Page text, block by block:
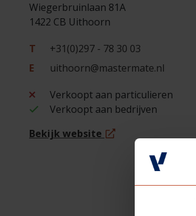
Wiegerbruinlaan 81A
1422 CB Uithoorn
T
+31(0)297 - 78 30 03
E
uithoorn@mastermate.nl
Verkoopt aan particulieren
Verkoopt aan bedrijven
Bekijk website